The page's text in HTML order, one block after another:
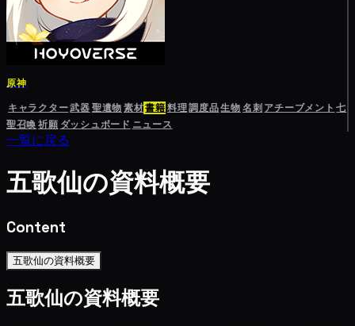
原神
キャラクター武器聖遺物素材書籍料理調度品生物名刺 アチーブメント 七
聖召喚祈願 ダッシュボード ニュース
一覧に戻る
五歌仙の資料概要
Content
五歌仙の資料概要
五歌仙の資料概要